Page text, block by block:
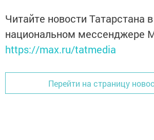
Читайте новости Татарстана в
национальном мессенджере
https://max.ru/tatmedia
Перейти на страницу